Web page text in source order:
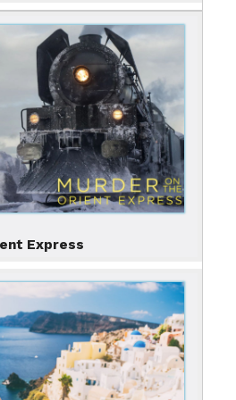
el corazón de
Seda
en Uzbekistán, uno de
de Asia Central.
Express